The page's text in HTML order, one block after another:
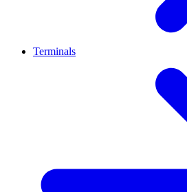
Terminals